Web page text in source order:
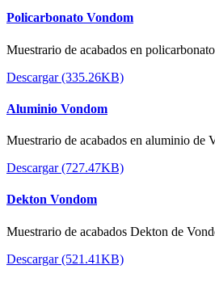
Policarbonato Vondom
Muestrario de acabados en
Descargar (335.26KB)
Aluminio Vondom
Muestrario de acabados en aluminio de
Descargar (727.47KB)
Dekton Vondom
Muestrario de acabados Dekton de
Descargar (521.41KB)